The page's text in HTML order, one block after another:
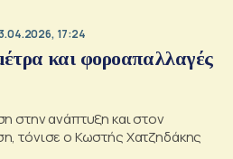
17:24
και φοροαπαλλαγές
στην ανάπτυξη και στον
τόνισε ο Κωστής Χατζηδάκης